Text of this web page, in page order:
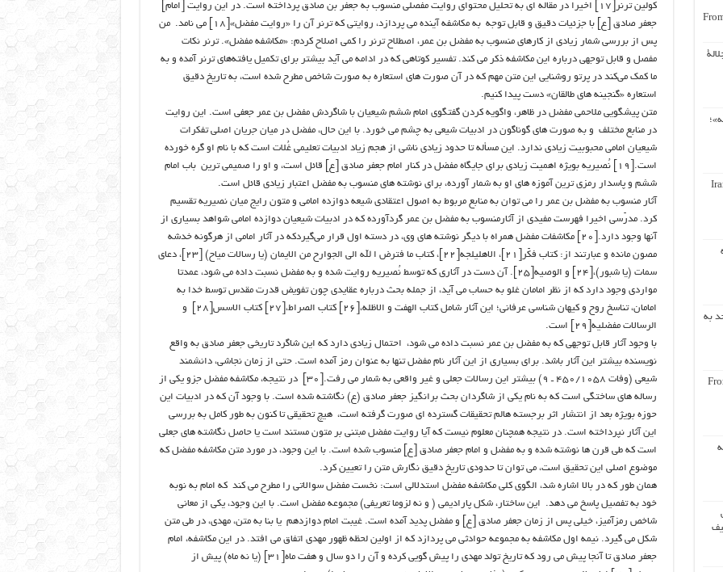
کولین ترنر[۱۷] اخیرا در مقاله ای به تحلیل محتوای روایت مفصلی منسوب به جعفر بن صادق پرداخته است. در این روایت [امام]
جعفر صادق [ع] با جزئیات دقیق و قابل توجه به مکاشفه آینده می پردازد، روایتی که ترنر آن را «روایت مفضل»[۱۸] می نامد. من
پس از بررسی شمار زیادی از کارهای منسوب به مفضل بن عمر، اصطلاح ترنر را کمی اصلاح کردم: «مکاشفه مفضل». ترنر نکات
مفصل و قابل توجهی درباره این مکاشفه ذکر می کند. تفسیر کوتاهی که در ادامه می آید بیشتر برای تکمیل یافته‌های ترنر آمده و به
ما کمک می‌کند در پرتو روشنایی این متن مهم که در آن صورت های استعاره به صورت شاخص مطرح شده است، به تاریخ دقیق
استعاره «گنجینه های طالقان» دست پیدا کنیم.
متن پیشگویی ملاحمی مفضل در ظاهر، واگویه کردن گفتگوی امام ششم شیعیان با شاگردش مفضل بن عمر جعفی است. این روایت
در منابع مختلف و به صورت های گوناگون در ادبیات شیعی به چشم می خورد. با این حال، مفضل در میان جریان اصلی تفکرات
شیعیان امامی محبوبیت زیادی ندارد. این مسأله تا حدود زیادی ناشی از هجم زیاد ادبیات تعلیمی غُلات است که با نام او گره خورده
است.[۱۹] نُصیریه بویژه اهمیت زیادی برای جایگاه مفضل در کنار امام جعفر صادق [ع] قائل است، و او را صمیمی ترین باب امام
ششم و پاسدار رمزی ترین آموزه های او به شمار آورده، برای نوشته های منسوب به مفضل اعتبار زیادی قائل است.
آثار منسوب به مفضل بن عمر را می توان به منابع مربوط به اصول اعتقادی شیعه دوازده امامی و متون رایج میان نصیریه تقسیم
کرد. مدرّسی اخیرا فهرست مفیدی از آثارمنسوب به مفضل بن عمر گردآورده که در ادبیات شیعیان دوازده امامی شواهد بسیاری از
آنها وجود دارد.[۲۰] مکاشفات مفضل همراه با دیگر نوشته های وی، در دسته اول قرار می‌گیردکه در آثار امامی از هرگونه خدشه
مصون مانده و عبارتند از: کتاب فکّر[۲۱]، الاهلیلجه[۲۲]، کتاب ما فترض ا لله الی الجوارح من الایمان (یا رسالات میاح) [۲۳]، دعای
سمات (یا شبور)،[۲۴] و الوصیه[۲۵]. آن دست در آثاری که توسط نُصیریه روایت شده و به مفضل نسبت داده می شود، عمدتا
مواردی وجود دارد که از نظر امامان غلو به حساب می آید، از جمله بحث درباره عقایدی چون تفویض قدرت مقدس توسط خدا به
امامان، تناسخ روح و کیهان شناسی عرفانی؛ این آثار شامل کتاب الهفت و الاظله،[۲۶] کتاب الصراط،[۲۷] کتاب الاسس[۲۸] و
الرسالات مفضلیه[۲۹] است.
با وجود آثار قابل توجهی که به مفضل بن عمر نسبت داده می شود، احتمال زیادی دارد که این شاگرد تاریخی جعفر صادق به واقع
نویسنده بیشتر این آثار باشد. برای بسیاری از این آثار نام مفضل تنها به عنوان رمز آمده است. حتی از زمان نجاشی، دانشمند
شیعی (وفات ۴۵۰/۱۰۵۸ ـ ۹) بیشتر این رسالات جعلی و غیر واقعی به شمار می رفت.[۳۰] در نتیجه، مکاشفه مفضل جزو یکی از
رساله های ساختگی است که به نام یکی از شاگردان بحث برانگیز جعفر صادق (ع) نگاشته شده است. با وجود آن که در ادبیات این
حوزه بویژه بعد از انتشار اثر برجسته هالم تحقیقات گسترده ای صورت گرفته است، هیچ تحقیقی تا کنون به طور کامل به بررسی
این آثار نپرداخته است. در نتیجه همچنان معلوم نیست که آیا روایت مفضل مبتنی بر متون مستند است یا حاصل نگاشته های جعلی
است که طی قرن ها نوشته شده و به مفضل و امام جعفر صادق [ع] منسوب شده است. با این وجود، در مورد متن مکاشفه مفضل که
موضوع اصلی این تحقیق است، می توان تا حدودی تاریخ دقیق نگارش متن را تعیین کرد.
همان طور که در بالا اشاره شد، الگوی کلی مکاشفه مفضل استدلالی است: نخست مفضل سوالاتی را مطرح می کند که امام به نوبه
خود به تفصیل پاسخ می دهد. این ساختار، شکل پارادیمی ( و نه لزوما تعریفی) مجموعه مفضل است. با این وجود، یکی از معانی
شاخص رمزآمیز، خیلی پس از زمان جعفر صادق [ع] و مفضل پدید آمده است. غیبت امام دوازدهم یا بنا به متن، مهدی، در طی متن
شکل می گیرد. نیمه اول مکاشفه به مجموعه حوادثی می پردازد که از اولین لحظه ظهور مهدی اتفاق می افتد. در این مکاشفه، امام
جعفر صادق تا آنجا پیش می رود که تاریخ تولد مهدی را پیش گویی کرده و آن را دو سال و هفت ماه[۳۱] (یا نه ماه) پیش از
به